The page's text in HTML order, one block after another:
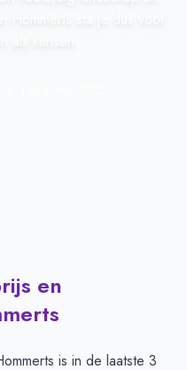
en
is in de laatste 3